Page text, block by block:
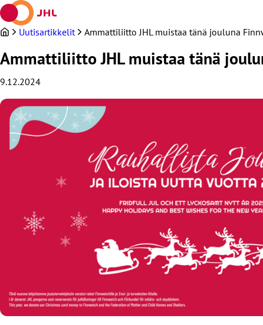
Siirry
sisältöön
Uutisartikkelit Ammattiliitto JHL muistaa tänä jouluna
Ammattiliitto JHL muistaa tänä
9.12.2024